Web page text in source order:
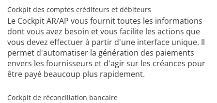
Cockpit des comptes créditeurs et débiteurs
Le Cockpit AR/AP vous fournit toutes les informations
dont vous avez besoin et vous facilite les actions que
vous devez effectuer à partir d'une interface unique. Il
permet d'automatiser la génération des paiements
envers les fournisseurs et d'agir sur les créances pour
être payé beaucoup plus rapidement.
Cockpit de réconciliation bancaire